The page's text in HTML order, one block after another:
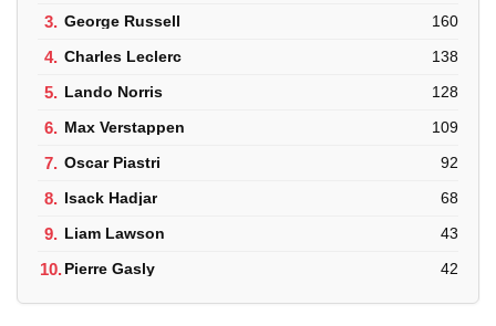
3. George Russell 160
4. Charles Leclerc 138
5. Lando Norris 128
6. Max Verstappen 109
7. Oscar Piastri 92
8. Isack Hadjar 68
9. Liam Lawson 43
10.Pierre Gasly 42